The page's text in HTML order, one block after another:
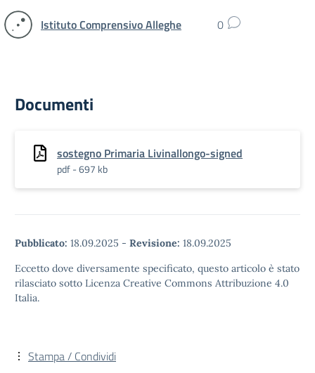
Istituto Comprensivo Alleghe 0
Documenti
sostegno Primaria Livinallongo-signed
pdf - 697 kb
Pubblicato: 18.09.2025 - Revisione: 18.09.2025
Eccetto dove diversamente specificato, questo articolo è stato
rilasciato sotto Licenza Creative Commons Attribuzione 4.0
Italia.
Stampa / Condividi